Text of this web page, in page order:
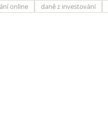
online daně z investování